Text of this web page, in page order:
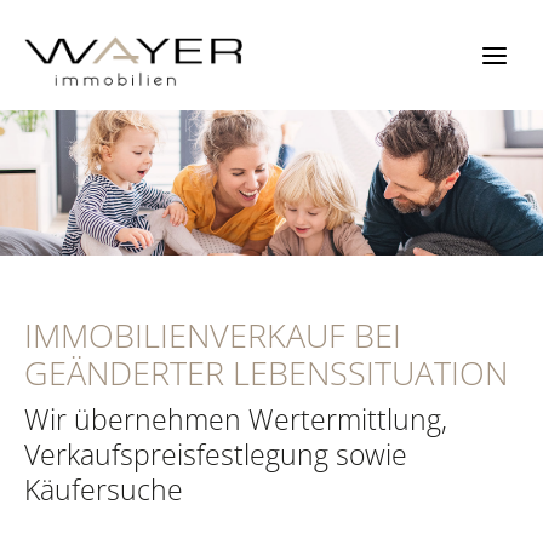
Inhalt
springen
IMMOBILIENVERKAUF BEI
GEÄNDERTER LEBENSSITUATION
Wir übernehmen Wertermittlung,
Verkaufspreisfestlegung sowie
Käufersuche